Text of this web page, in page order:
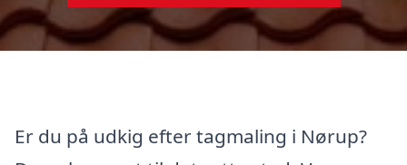
Er du på udkig efter tagmaling i Nørup?